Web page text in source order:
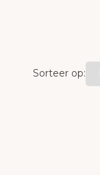
Sorteer op: